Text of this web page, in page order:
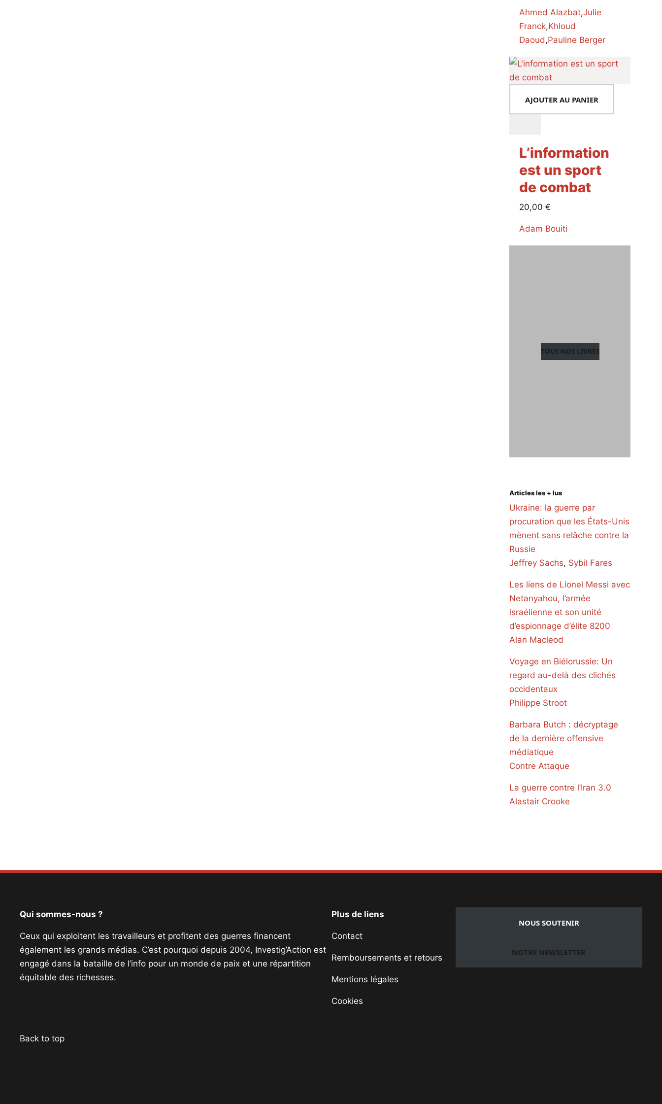
Ahmed Alazbat,Julie
Franck,Khloud
Daoud,Pauline Berger
AJOUTER AU PANIER
L’information
est un sport
de combat
20,00€
Adam Bouiti
TOUS NOS LIVRES
Articles les + lus
Ukraine: la guerre par
procuration que les États-Unis
mènent sans relâche contre la
Russie
Jeffrey Sachs, Sybil Fares
Les liens de Lionel Messi avec
Netanyahou, l’armée
israélienne et son unité
d’espionnage d’élite 8200
Alan Macleod
Voyage en Biélorussie: Un
regard au-delà des clichés
occidentaux
Philippe Stroot
Barbara Butch : décryptage
de la dernière offensive
médiatique
Contre Attaque
La guerre contre l’Iran 3.0
Alastair Crooke
Qui sommes-nous ?
Ceux qui exploitent les travailleurs et profitent des guerres financent
également les grands médias. C’est pourquoi depuis 2004, Investig’Action est
engagé dans la bataille de l’info pour un monde de paix et une répartition
équitable des richesses.
Plus de liens
Contact
Remboursements et retours
Mentions légales
Cookies
NOUS SOUTENIR
NOTRE NEWSLETTER
Back to top